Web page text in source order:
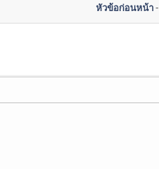
หัวข้อก่อนหน้า-